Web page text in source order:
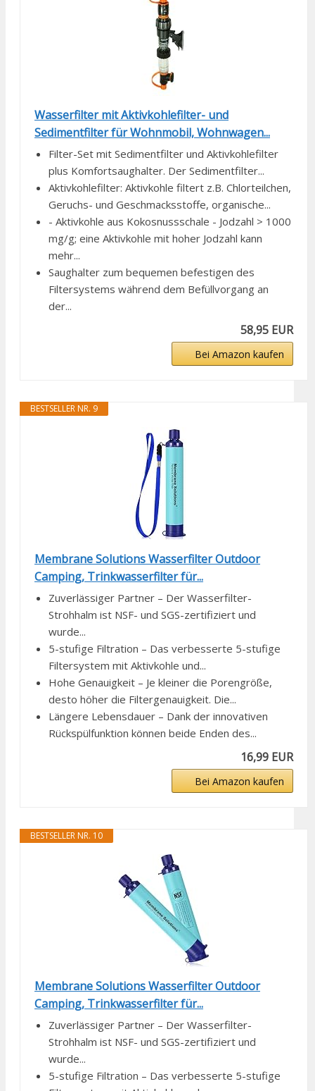
Wasserfilter mit Aktivkohlefilter- und
Sedimentfilter für Wohnmobil, Wohnwagen...
Filter-Set mit Sedimentfilter und Aktivkohlefilter
plus Komfortsaughalter. Der Sedimentfilter...
Aktivkohlefilter: Aktivkohle filtert z.B. Chlorteilchen,
Geruchs- und Geschmacksstoffe, organische...
- Aktivkohle aus Kokosnussschale - Jodzahl > 1000
mg/g; eine Aktivkohle mit hoher Jodzahl kann
mehr...
Saughalter zum bequemen befestigen des
Filtersystems während dem Befüllvorgang an
der...
58,95 EUR
Bei Amazon kaufen
BESTSELLER NR. 9
Membrane Solutions Wasserfilter Outdoor
Camping, Trinkwasserfilter für...
Zuverlässiger Partner – Der Wasserfilter-
Strohhalm ist NSF- und SGS-zertifiziert und
wurde...
5-stufige Filtration – Das verbesserte 5-stufige
Filtersystem mit Aktivkohle und...
Hohe Genauigkeit – Je kleiner die Porengröße,
desto höher die Filtergenauigkeit. Die...
Längere Lebensdauer – Dank der innovativen
Rückspülfunktion können beide Enden des...
16,99 EUR
Bei Amazon kaufen
BESTSELLER NR. 10
Membrane Solutions Wasserfilter Outdoor
Camping, Trinkwasserfilter für...
Zuverlässiger Partner – Der Wasserfilter-
Strohhalm ist NSF- und SGS-zertifiziert und
wurde...
5-stufige Filtration – Das verbesserte 5-stufige